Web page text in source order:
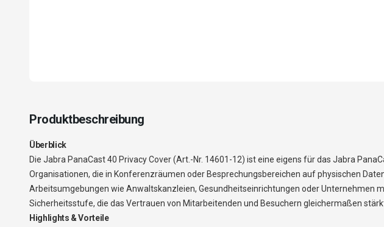
Produktbeschreibung
Überblick
Die Jabra PanaCast 40 Privacy Cover (Art.-Nr. 14601-12) ist eine eigens für das Jabra
Organisationen, die in Konferenzräumen oder Besprechungsbereichen auf physischen
Arbeitsumgebungen wie Anwaltskanzleien, Gesundheitseinrichtungen oder
Sicherheitsstufe, die das Vertrauen von Mitarbeitenden und Besuchern gleichermaßen
Highlights & Vorteile